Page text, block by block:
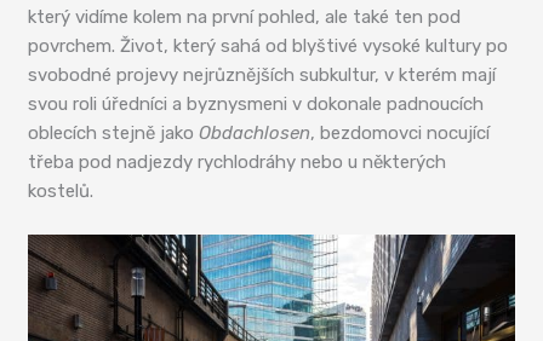
který vidíme kolem na první pohled, ale také ten pod
povrchem. Život, který sahá od blyštivé vysoké kultury po
svobodné projevy nejrůznějších subkultur, v kterém mají
svou roli úředníci a byznysmeni v dokonale padnoucích
oblecích stejně jakoObdachlosen, bezdomovci nocující
třeba pod nadjezdy rychlodráhy nebo u některých
kostelů.